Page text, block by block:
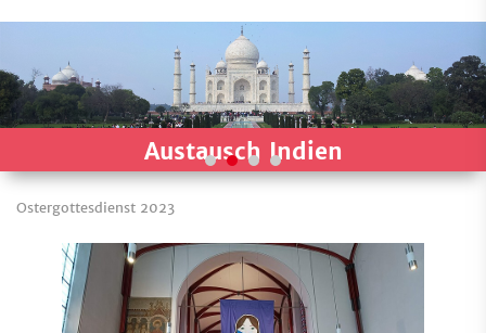
Austausch Indien
Ostergottesdienst 2023